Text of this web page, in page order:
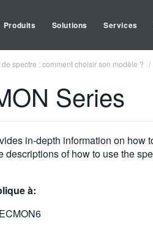
Produits Solutions Services
spectre : comment choisir son modèle ?
Series
in-depth information on
descriptions of how to use the
à: